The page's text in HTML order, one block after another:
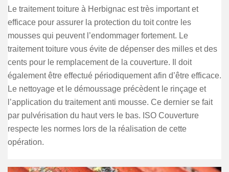
Le traitement toiture à Herbignac est très important et
efficace pour assurer la protection du toit contre les
mousses qui peuvent l’endommager fortement. Le
traitement toiture vous évite de dépenser des milles et des
cents pour le remplacement de la couverture. Il doit
également être effectué périodiquement afin d’être efficace.
Le nettoyage et le démoussage précèdent le rinçage et
l’application du traitement anti mousse. Ce dernier se fait
par pulvérisation du haut vers le bas. ISO Couverture
respecte les normes lors de la réalisation de cette
opération.